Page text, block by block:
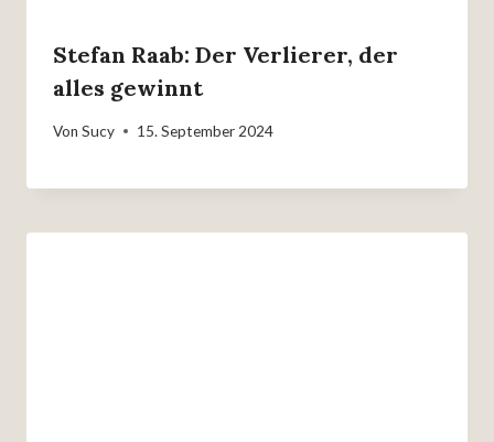
Stefan Raab: Der Verlierer, der
alles gewinnt
Von Sucy 15. September 2024